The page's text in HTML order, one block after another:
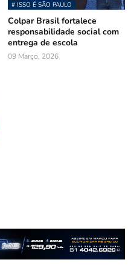
# ISSO É SÃO PAULO
Colpar Brasil fortalece
responsabilidade social com
entrega de escola
09 Março, 2026